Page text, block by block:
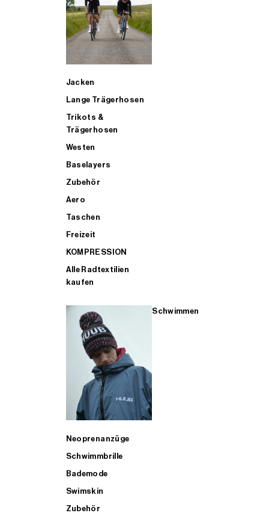
Jacken
Lange Trägerhosen
Trikots &
Trägerhosen
Westen
Baselayers
Zubehör
Aero
Taschen
Freizeit
KOMPRESSION
Alle Radtextilien
kaufen
Schwimmen
Neoprenanzüge
Schwimmbrille
Bademode
Swimskin
Zubehör
ALLE TRIATHLONARTIKEL FÜR MÄNNER KAUFEN